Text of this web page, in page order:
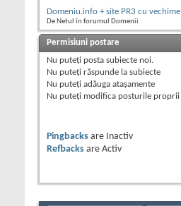
Domeniu.info + site PR3 cu vechime
De Netul în forumul Domenii
Permisiuni postare
Nu puteţi posta subiecte noi.
Nu puteţi răspunde la subiecte
Nu puteţi adăuga ataşamente
Nu puteţi modifica posturile proprii
Pingbacks are
Inactiv
Refbacks are Activ